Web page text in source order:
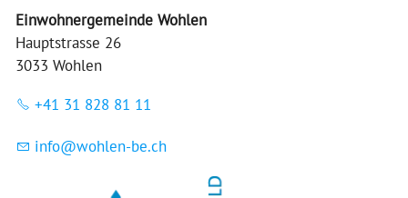
Einwohnergemeinde Wohlen
Hauptstrasse 26
3033 Wohlen
+41 31 828 81 11
nf w hl n-b ch